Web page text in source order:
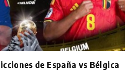
de España vs Bélgica